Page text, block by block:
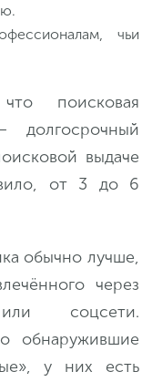
чьи
поисковая
выдаче
от 3 до 6
обычно лучше,
через
соцсети.
обнаружившие
у них есть